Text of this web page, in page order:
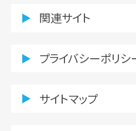
関連サイト
プライバシーポリシ
サイトマップ